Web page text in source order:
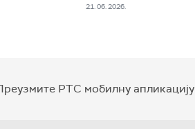
21. 06. 2026.
РТС мобилну апликацију